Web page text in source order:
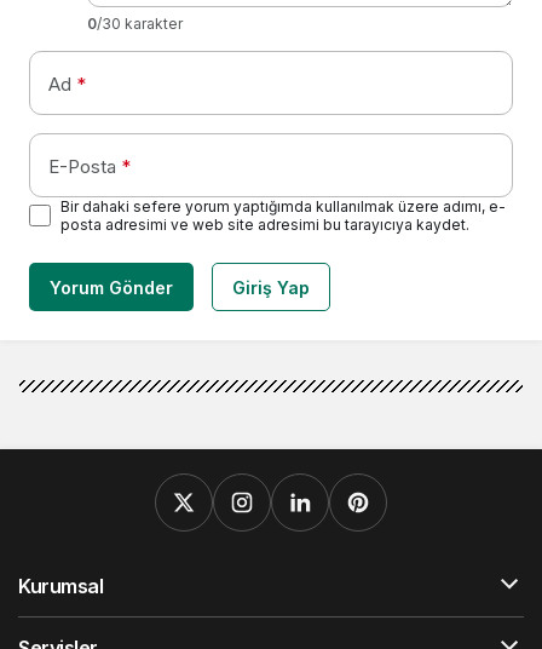
0/30 karakter
Ad *
E-Posta *
Bir dahaki sefere yorum yaptığımda kullanılmak üzere adımı, e-
posta adresimi ve web site adresimi bu tarayıcıya kaydet.
Yorum Gönder Giriş Yap
Kurumsal